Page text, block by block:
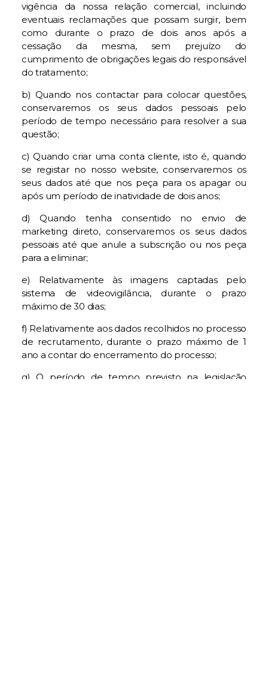
vigência da nossa relação comercial, incluindo
eventuais reclamações que possam surgir, bem
como durante o prazo de dois anos após a
cessação da mesma, sem prejuízo do
cumprimento de obrigações legais do responsável
do tratamento;
b) Quando nos contactar para colocar questões,
conservaremos os seus dados pessoais pelo
período de tempo necessário para resolver a sua
questão;
c) Quando criar uma conta cliente, isto é, quando
se registar no nosso website, conservaremos os
seus dados até que nos peça para os apagar ou
após um período de inatividade de dois anos;
d) Quando tenha consentido no envio de
marketing direto, conservaremos os seus dados
pessoais até que anule a subscrição ou nos peça
para a eliminar;
e) Relativamente às imagens captadas pelo
sistema de videovigilância, durante o prazo
máximo de 30 dias;
f) Relativamente aos dados recolhidos no processo
de recrutamento, durante o prazo máximo de 1
ano a contar do encerramento do processo;
g) O período de tempo previsto na legislação